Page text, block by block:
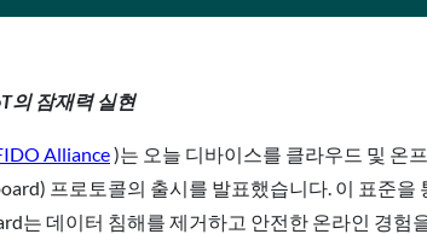
의 잠재력 실현
Alliance)는 오늘 디바이스를 클라우드 및 온
프로토콜의 출시를 발표했습니다. 이 표준
는 데이터 침해를 제거하고 안전한 온라인 경